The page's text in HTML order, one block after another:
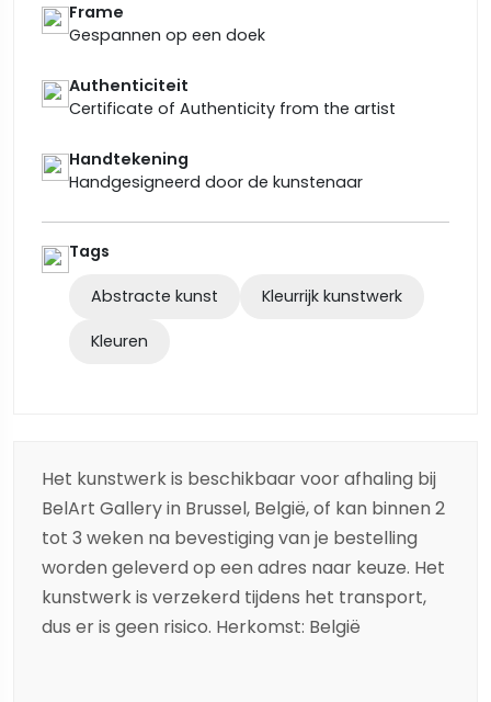
Frame
Gespannen op een doek
Authenticiteit
Certificate of Authenticity from the artist
Handtekening
Handgesigneerd door de kunstenaar
Tags
Abstracte kunst Kleurrijk kunstwerk
Kleuren
Het kunstwerk is beschikbaar voor afhaling bij
BelArt Gallery in Brussel, België, of kan binnen 2
tot 3 weken na bevestiging van je bestelling
worden geleverd op een adres naar keuze. Het
kunstwerk is verzekerd tijdens het transport,
dus er is geen risico. Herkomst: België